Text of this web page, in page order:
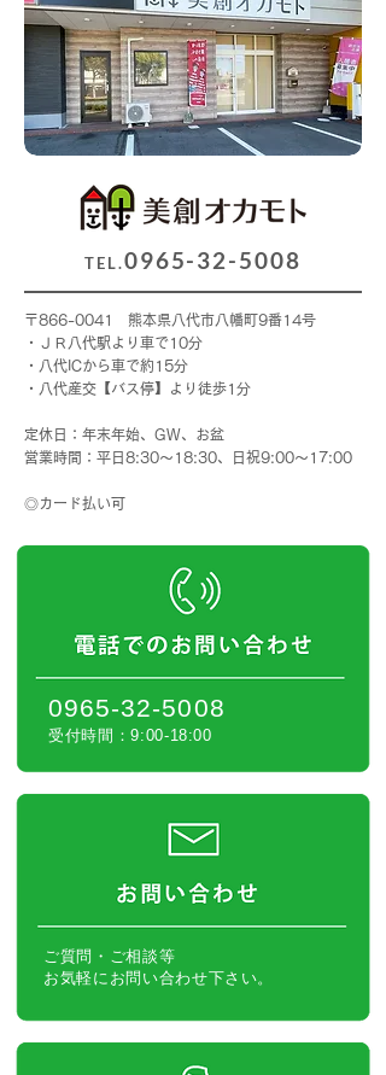
TEL.0965-32-5008
〒866-0041 熊本県八代市八幡町9番14号
・ＪＲ八代駅より車で10分
・八代ICから車で約15分
・八代産交【バス停】より徒歩1分
定休日：年末年始、GW、お盆
営業時間：平日8:30～18:30、日祝9:00〜17:00
◎カード払い可
受付時間：9:00-18:00
0965-32-5008
ご質問・ご相談等
お気軽にお問い合わせ下さい。